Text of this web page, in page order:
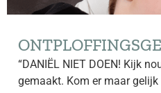
“DANIËL NIET DOEN! Kijk
gemaakt. Kom er maar